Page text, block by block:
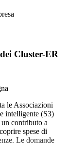
Cluster-ER
le Associazioni
intelligente (S3)
contributo a
spese di
Le domande